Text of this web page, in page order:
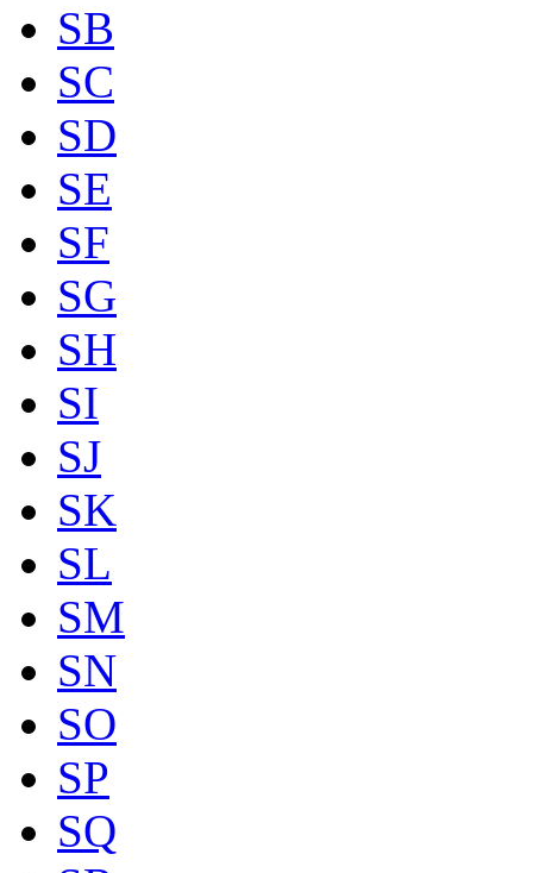
SB
SC
SD
SE
SF
SG
SH
SI
SJ
SK
SL
SM
SN
SO
SP
SQ